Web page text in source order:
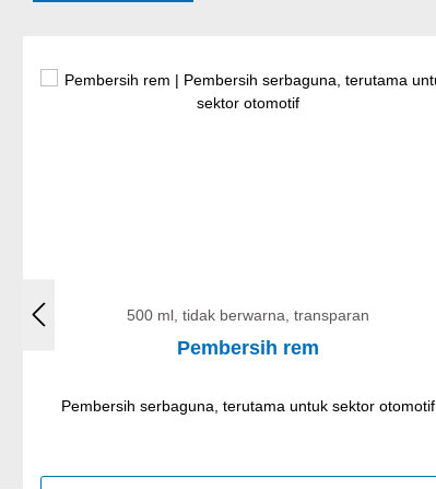
500 ml, tidak berwarna, transparan
Pembersih rem
Pembersih serbaguna, terutama untuk sektor otomotif